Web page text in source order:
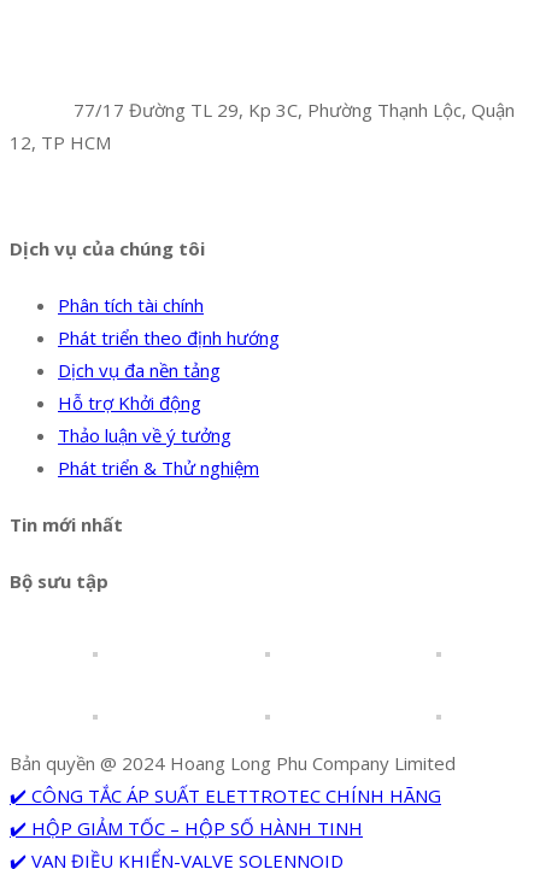
77/17 Đường TL 29, Kp 3C, Phường Thạnh Lộc, Quận
12, TP HCM
Dịch vụ của chúng tôi
Phân tích tài chính
Phát triển theo định hướng
Dịch vụ đa nền tảng
Hỗ trợ Khởi động
Thảo luận về ý tưởng
Phát triển & Thử nghiệm
Tin mới nhất
Bộ sưu tập
Bản quyền @ 2024 Hoang Long Phu Company Limited
✔️ CÔNG TẮC ÁP SUẤT ELETTROTEC CHÍNH HÃNG
✔️ HỘP GIẢM TỐC – HỘP SỐ HÀNH TINH
✔️ VAN ĐIỀU KHIỂN-VALVE SOLENNOID